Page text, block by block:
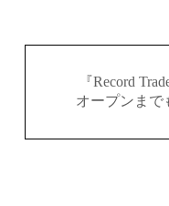
『Record
オープンまで